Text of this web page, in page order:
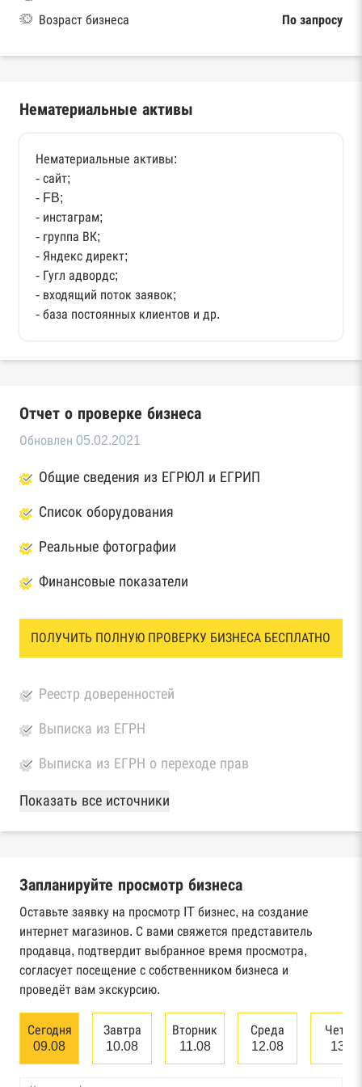
Возраст бизнеса
По запросу
Нематериальные активы
Нематериальные активы:
- сайт;
- FB;
- инстаграм;
- группа ВК;
- Яндекс директ;
- Гугл адвордс;
- входящий поток заявок;
- база постоянных клиентов и др.
Отчет о проверке бизнеса
Обновлен 05.02.2021
Общие сведения из ЕГРЮЛ и ЕГРИП
Список оборудования
Реальные фотографии
Финансовые показатели
ПОЛУЧИТЬ ПОЛНУЮ ПРОВЕРКУ БИЗНЕСА БЕСПЛАТНО
Реестр доверенностей
Выписка из ЕГРН
Выписка из ЕГРН о переходе прав
База Росстата
Реестры ЕГРЮЛ и ЕГРИП Федеральной
Реестр государственных контрактов
Федерального казначейства
Картотека арбитражных дел Высшего
арбитражного суда
Единый федеральный реестр сведений о
банкротстве юридических лиц
Показать все источники
Запланируйте просмотр бизнеса
Оставьте заявку на просмотр IT бизнес, на создание
интернет магазинов. С вами свяжется представитель
продавца, подтвердит выбранное время просмотра,
согласует посещение с собственником бизнеса и
проведёт вам экскурсию.
Сегодня
09.08
Завтра
10.08
Вторник
11.08
Среда
12.08
13.08